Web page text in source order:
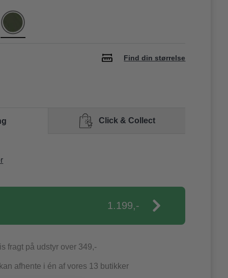
Find din størrelse
Click & Collect
1.199,-
fragt på udstyr over 349,-
afhente i én af vores 13 butikker